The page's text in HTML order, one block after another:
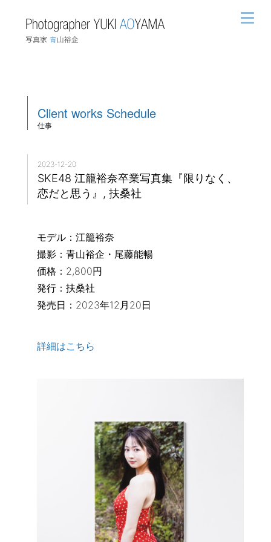
Client works Schedule
仕事
2023-12-20
SKE48 江籠裕奈卒業写真集『限りなく、
恋だと思う』, 扶桑社
モデル：江籠裕奈
撮影：青山裕企・尾藤能暢
価格：2,800円
発行：扶桑社
発売日：2023年12月20日
詳細はこちら